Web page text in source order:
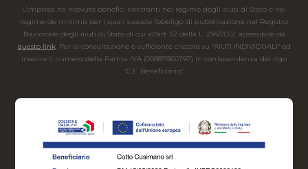
L'impresa ha ricevuto benefici rientranti nel regime degli aiuti di Stato e nel
regime de minimis per i quali sussiste l'obbligo di pubblicazione nel Registro
Nazionale degli aiuti di Stato di cui all'art. 52 della L. 234/2012, accessibile da
questo link. Per la consultazione è sufficiente cliccare su "AIUTI INDIVIDUALI" ed
inserire il numero della Partita IVA (00887960797) in corrispondenza del rigo
"C.F. Beneficiario".